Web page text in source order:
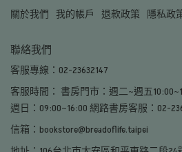
關於我們 我的帳戶 退款政策 隱私政
聯絡我們
客服專線：02-23632147
客服時間： 書房門市：週二~週五
週日：09:00~16:00 網路書房客服：02-
信箱：bookstore@breadoflife.taipei